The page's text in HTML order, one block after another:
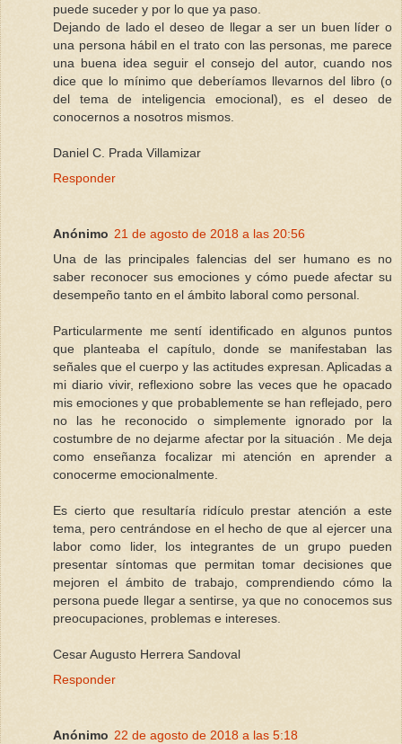
puede suceder y por lo que ya paso.
Dejando de lado el deseo de llegar a ser un buen líder o
una persona hábil en el trato con las personas, me parece
una buena idea seguir el consejo del autor, cuando nos
dice que lo mínimo que deberíamos llevarnos del libro (o
del tema de inteligencia emocional), es el deseo de
conocernos a nosotros mismos.
Daniel C. Prada Villamizar
Responder
Anónimo 21 de agosto de 2018 a las 20:56
Una de las principales falencias del ser humano es no
saber reconocer sus emociones y cómo puede afectar su
desempeño tanto en el ámbito laboral como personal.
Particularmente me sentí identificado en algunos puntos
que planteaba el capítulo, donde se manifestaban las
señales que el cuerpo y las actitudes expresan. Aplicadas a
mi diario vivir, reflexiono sobre las veces que he opacado
mis emociones y que probablemente se han reflejado, pero
no las he reconocido o simplemente ignorado por la
costumbre de no dejarme afectar por la situación . Me deja
como enseñanza focalizar mi atención en aprender a
conocerme emocionalmente.
Es cierto que resultaría ridículo prestar atención a este
tema, pero centrándose en el hecho de que al ejercer una
labor como lider, los integrantes de un grupo pueden
presentar síntomas que permitan tomar decisiones que
mejoren el ámbito de trabajo, comprendiendo cómo la
persona puede llegar a sentirse, ya que no conocemos sus
preocupaciones, problemas e intereses.
Cesar Augusto Herrera Sandoval
Responder
Anónimo 22 de agosto de 2018 a las 5:18